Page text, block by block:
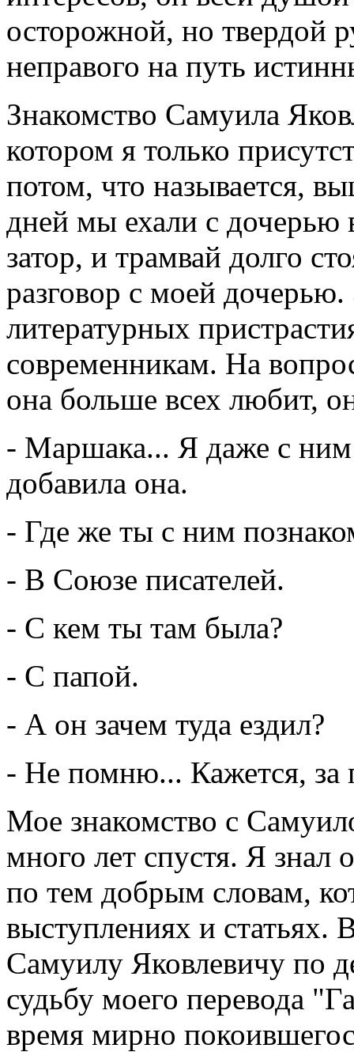
осторожной, но твердой
неправого на путь
Знакомство Самуила
котором я только
потом, что называется,
дней мы ехали с дочерью
затор, и трамвай долго
разговор с моей
литературных
современникам. На
она больше всех любит,
- Маршака... Я даже с ним
добавила она.
- Где же ты с ним
- В Союзе писателей.
- С кем ты там была?
- С папой.
- А он зачем туда ездил?
- Не помню... Кажется, за
Мое знакомство с
много лет спустя. Я знал
по тем добрым словам,
выступлениях и статьях.
Самуилу Яковлевичу по
судьбу моего перевода
время мирно